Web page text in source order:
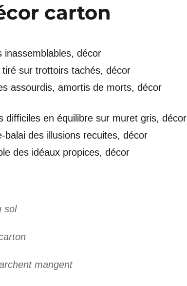
carton
inassemblables, décor
sur trottoirs tachés, décor
assourdis, amortis de morts, décor
difficiles en équilibre sur muret gris, décor
balai des illusions recuites, décor
des idéaux propices, décor
sol
mangent